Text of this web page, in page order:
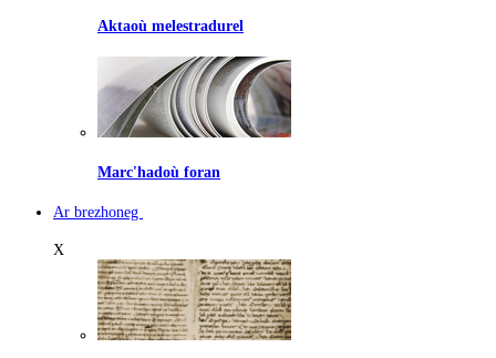
Aktaoù melestradurel
Marc'hadoù foran
Ar brezhoneg
X